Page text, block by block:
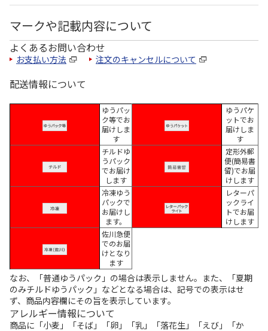
マークや記載内容について
よくあるお問い合わせ
お支払い方法 注文のキャンセルについて
配送情報について
ゆうパッ
ク等でお
届けしま
す
ゆうパケ
ットでお
届けしま
す
チルドゆ
うパック
でお届け
します
定形外郵
便(簡易書
留)でお届
けします
冷凍ゆう
パックで
お届けし
ます。
レターパ
ックライ
トでお届
けします
佐川急便
でのお届
けとなり
ます
なお、「普通ゆうパック」の場合は表示しません。また、「夏期
のみチルドゆうパック」などとなる場合は、記号での表示はせ
ず、商品内容欄にその旨を表示しています。
アレルギー情報について
商品に「小麦」「そば」「卵」「乳」「落花生」「えび」「か